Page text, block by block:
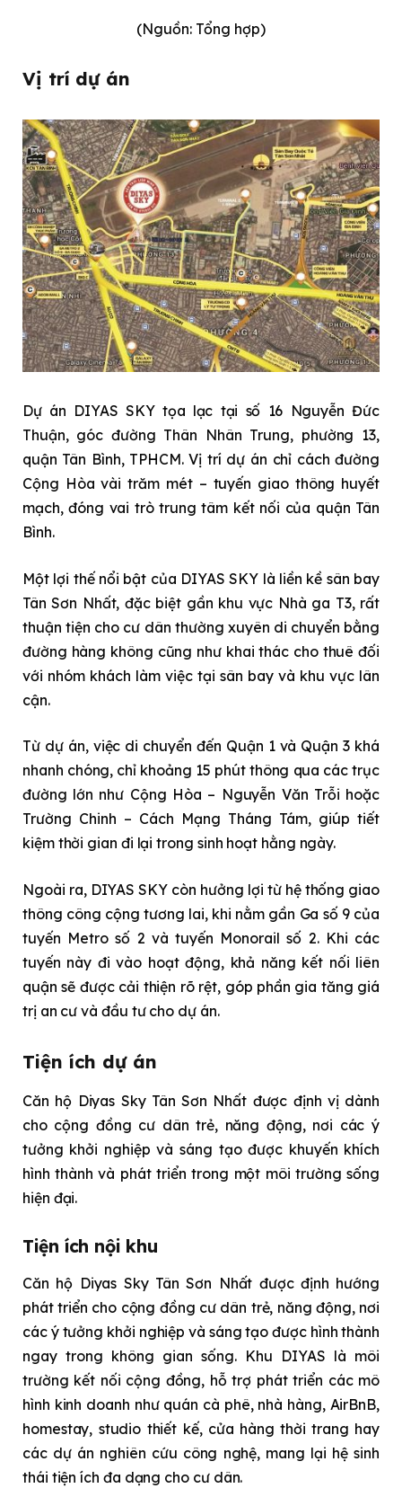
(Nguồn: Tổng hợp)
Vị trí dự án
Dự án DIYAS SKY tọa lạc tại số 16 Nguyễn Đức
Thuận, góc đường Thân Nhân Trung, phường 13,
quận Tân Bình, TPHCM. Vị trí dự án chỉ cách đường
Cộng Hòa vài trăm mét – tuyến giao thông huyết
mạch, đóng vai trò trung tâm kết nối của quận Tân
Bình.
Một lợi thế nổi bật của DIYAS SKY là liền kề sân bay
Tân Sơn Nhất, đặc biệt gần khu vực Nhà ga T3, rất
thuận tiện cho cư dân thường xuyên di chuyển bằng
đường hàng không cũng như khai thác cho thuê đối
với nhóm khách làm việc tại sân bay và khu vực lân
cận.
Từ dự án, việc di chuyển đến Quận 1 và Quận 3 khá
nhanh chóng, chỉ khoảng 15 phút thông qua các trục
đường lớn như Cộng Hòa – Nguyễn Văn Trỗi hoặc
Trường Chinh – Cách Mạng Tháng Tám, giúp tiết
kiệm thời gian đi lại trong sinh hoạt hằng ngày.
Ngoài ra, DIYAS SKY còn hưởng lợi từ hệ thống giao
thông công cộng tương lai, khi nằm gần Ga số 9 của
tuyến Metro số 2 và tuyến Monorail số 2. Khi các
tuyến này đi vào hoạt động, khả năng kết nối liên
quận sẽ được cải thiện rõ rệt, góp phần gia tăng giá
trị an cư và đầu tư cho dự án.
Tiện ích dự án
Căn hộ Diyas Sky Tân Sơn Nhất được định vị dành
cho cộng đồng cư dân trẻ, năng động, nơi các ý
tưởng khởi nghiệp và sáng tạo được khuyến khích
hình thành và phát triển trong một môi trường sống
hiện đại.
Tiện ích nội khu
Căn hộ Diyas Sky Tân Sơn Nhất được định hướng
phát triển cho cộng đồng cư dân trẻ, năng động, nơi
các ý tưởng khởi nghiệp và sáng tạo được hình thành
ngay trong không gian sống. Khu DIYAS là môi
trường kết nối cộng đồng, hỗ trợ phát triển các mô
hình kinh doanh như quán cà phê, nhà hàng, AirBnB,
homestay, studio thiết kế, cửa hàng thời trang hay
các dự án nghiên cứu công nghệ, mang lại hệ sinh
thái tiện ích đa dạng cho cư dân.